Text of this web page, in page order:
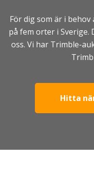
För dig som är i
på fem orter i Sverige.
oss. Vi har Trimble-
Hitta